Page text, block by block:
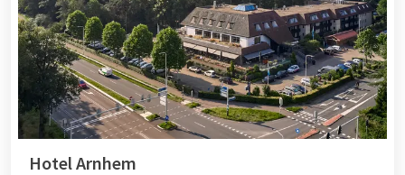
Hotel Arnhem